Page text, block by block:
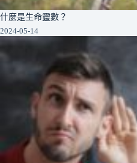
什麼是生命靈數？
2024-05-14